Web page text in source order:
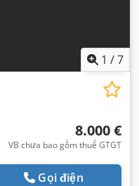
1 /7
8.000 €
VB chưa bao gồm thuế GTGT
Gọi điện